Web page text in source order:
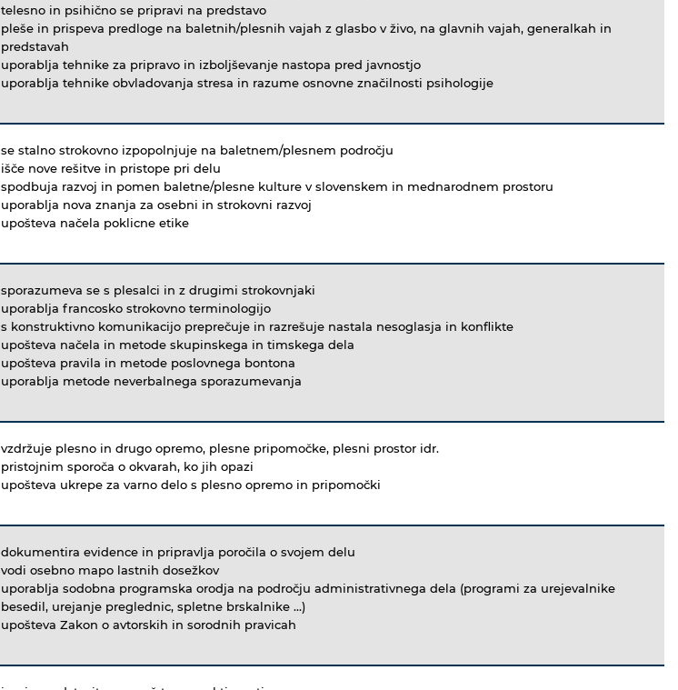
telesno in psihično se pripravi na predstavo
pleše in prispeva predloge na baletnih/plesnih vajah z glasbo v živo, na glavnih vajah, generalkah in
predstavah
uporablja tehnike za pripravo in izboljševanje nastopa pred javnostjo
uporablja tehnike obvladovanja stresa in razume osnovne značilnosti psihologije
se stalno strokovno izpopolnjuje na baletnem/plesnem področju
išče nove rešitve in pristope pri delu
spodbuja razvoj in pomen baletne/plesne kulture v slovenskem in mednarodnem prostoru
uporablja nova znanja za osebni in strokovni razvoj
upošteva načela poklicne etike
sporazumeva se s plesalci in z drugimi strokovnjaki
uporablja francosko strokovno terminologijo
s konstruktivno komunikacijo preprečuje in razrešuje nastala nesoglasja in konflikte
upošteva načela in metode skupinskega in timskega dela
upošteva pravila in metode poslovnega bontona
uporablja metode neverbalnega sporazumevanja
vzdržuje plesno in drugo opremo, plesne pripomočke, plesni prostor idr.
pristojnim sporoča o okvarah, ko jih opazi
upošteva ukrepe za varno delo s plesno opremo in pripomočki
dokumentira evidence in pripravlja poročila o svojem delu
vodi osebno mapo lastnih dosežkov
uporablja sodobna programska orodja na področju administrativnega dela (programi za urejevalnike
besedil, urejanje preglednic, spletne brskalnike ...)
upošteva Zakon o avtorskih in sorodnih pravicah